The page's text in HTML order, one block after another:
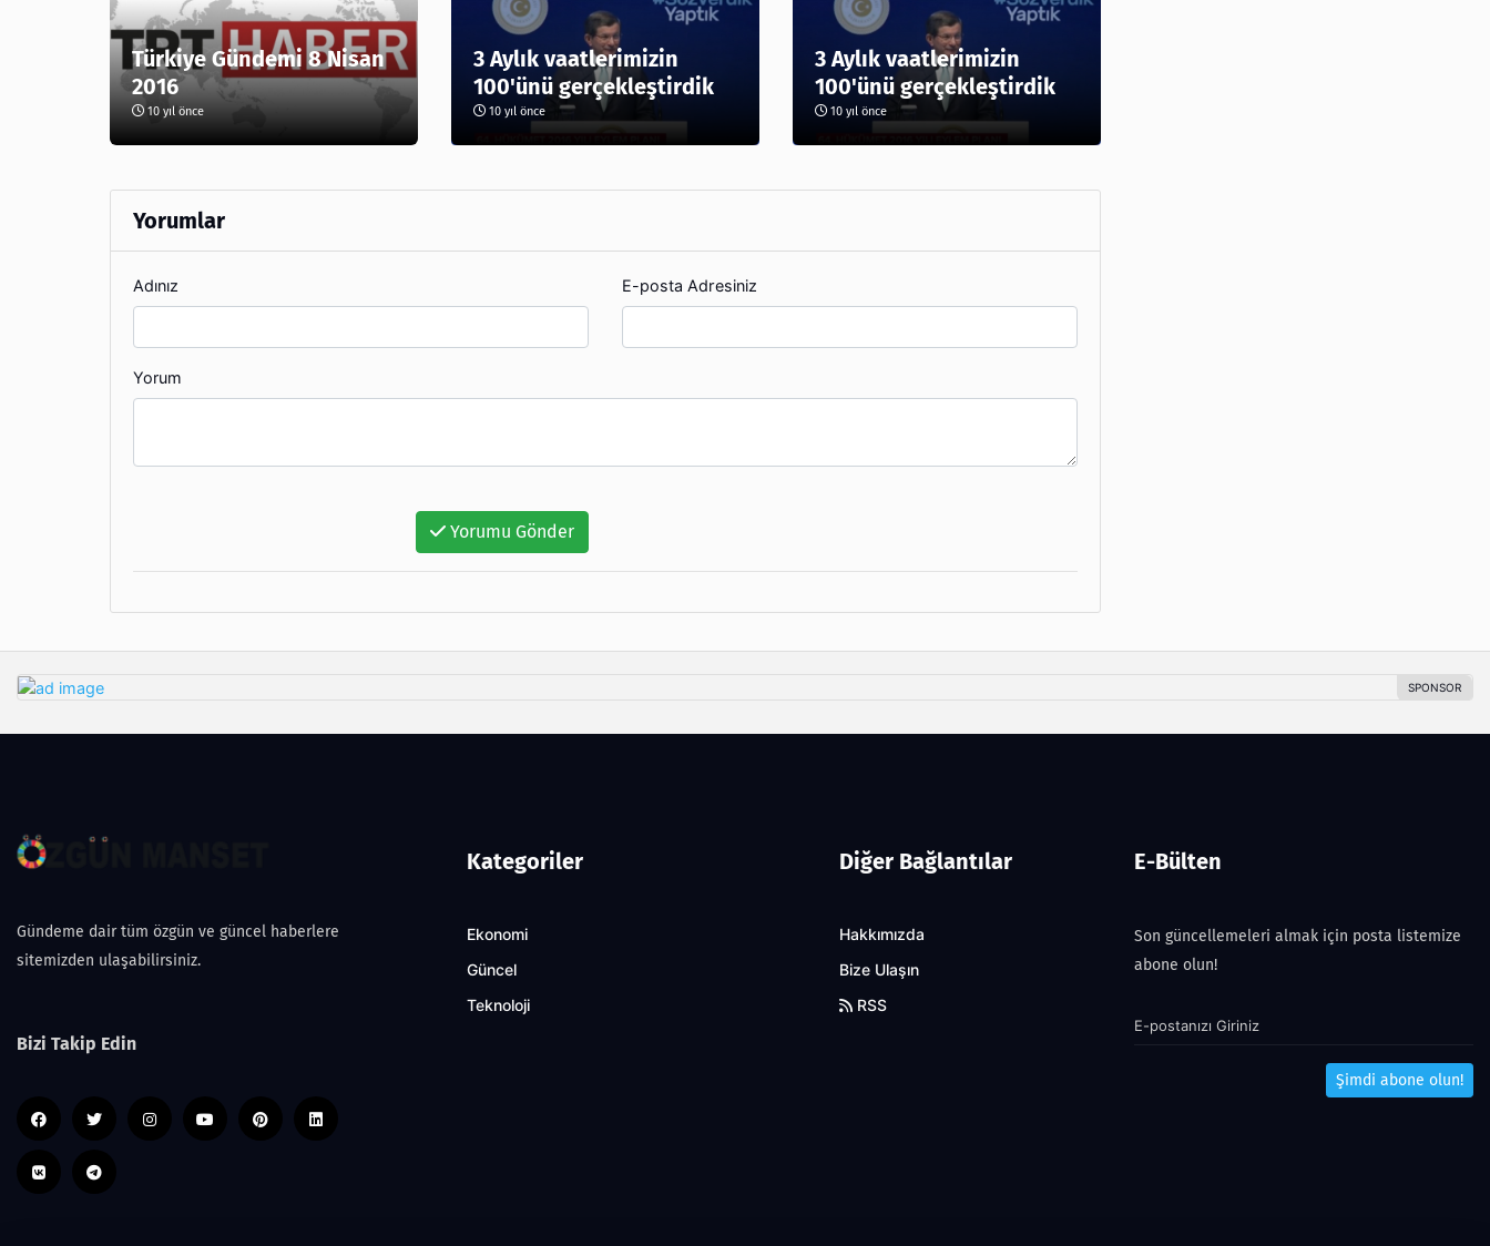
Türkiye Gündemi 8 Nisan
2016
10 yıl önce
3 Aylık vaatlerimizin
100'ünü gerçekleştirdik
10 yıl önce
3 Aylık vaatlerimizin
100'ünü gerçekleştirdik
10 yıl önce
Yorumlar
Adınız E-posta Adresiniz
Yorum
Yorumu Gönder
Gündeme dair tüm özgün ve güncel haberlere
sitemizden ulaşabilirsiniz.
Bizi Takip Edin
Kategoriler
Ekonomi
Güncel
Teknoloji
Diğer Bağlantılar
Hakkımızda
Bize Ulaşın
RSS
E-Bülten
Son güncellemeleri almak için posta listemize
abone olun!
Şimdi abone olun!